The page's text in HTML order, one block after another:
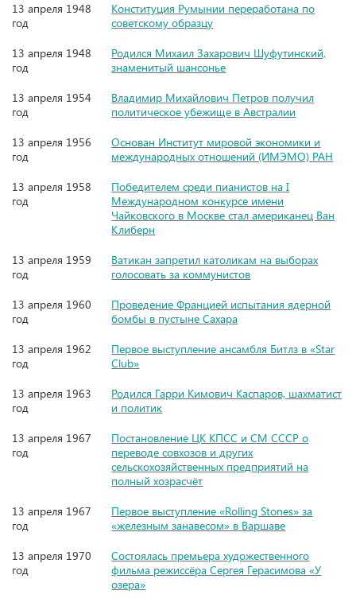
13 апреля 1948
год
Конституция Румынии переработана по
советскому образцу
13 апреля 1948
год
Родился Михаил Захарович Шуфутинский,
знаменитый шансонье
13 апреля 1954
год
Владимир Михайлович Петров получил
политическое убежище в Австралии
13 апреля 1956
год
Основан Институт мировой экономики и
международных отношений (ИМЭМО) РАН
13 апреля 1958
год
Победителем среди пианистов на I
Международном конкурсе имени
Чайковского в Москве стал американец Ван
Клиберн
13 апреля 1959
год
Ватикан запретил католикам на выборах
голосовать за коммунистов
13 апреля 1960
год
Проведение Францией испытания ядерной
бомбы в пустыне Сахара
13 апреля 1962
год
Первое выступление ансамбля Битлз в «Star
Club»
13 апреля 1963
год
Родился Гарри Кимович Каспаров, шахматист
и политик
13 апреля 1967
год
Постановление ЦК КПСС и СМ СССР о
переводе совхозов и других
сельскохозяйственных предприятий на
полный хозрасчёт
13 апреля 1967
год
Первое выступление «Rolling Stones» за
«железным занавесом» в Варшаве
13 апреля 1970
год
Состоялась премьера художественного
фильма режиссёра Сергея Герасимова «У
озера»